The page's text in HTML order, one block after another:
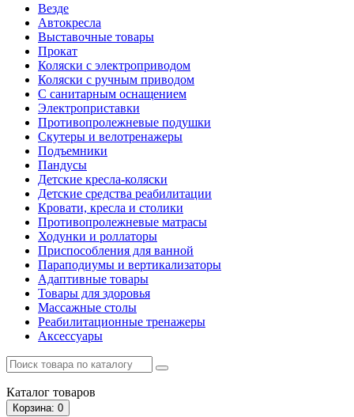
Везде
Автокресла
Выставочные товары
Прокат
Коляски с электроприводом
Коляски с ручным приводом
С санитарным оснащением
Электроприставки
Противопролежневые подушки
Скутеры и велотренажеры
Подъемники
Пандусы
Детские кресла-коляски
Детские средства реабилитации
Кровати, кресла и столики
Противопролежневые матрасы
Ходунки и роллаторы
Приспособления для ванной
Параподиумы и вертикализаторы
Адаптивные товары
Товары для здоровья
Массажные столы
Реабилитационные тренажеры
Аксессуары
Каталог товаров
Корзина: 0